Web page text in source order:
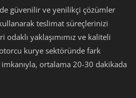
güvenilir ve yenilikçi çözümler
teslimat süreçlerinizi
odaklı yaklaşımımız ve kaliteli
kurye sektöründe fark
imkanıyla, ortalama 20-30 dakikada